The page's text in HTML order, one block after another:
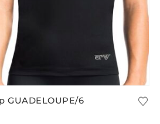
GUADELOUPE/6